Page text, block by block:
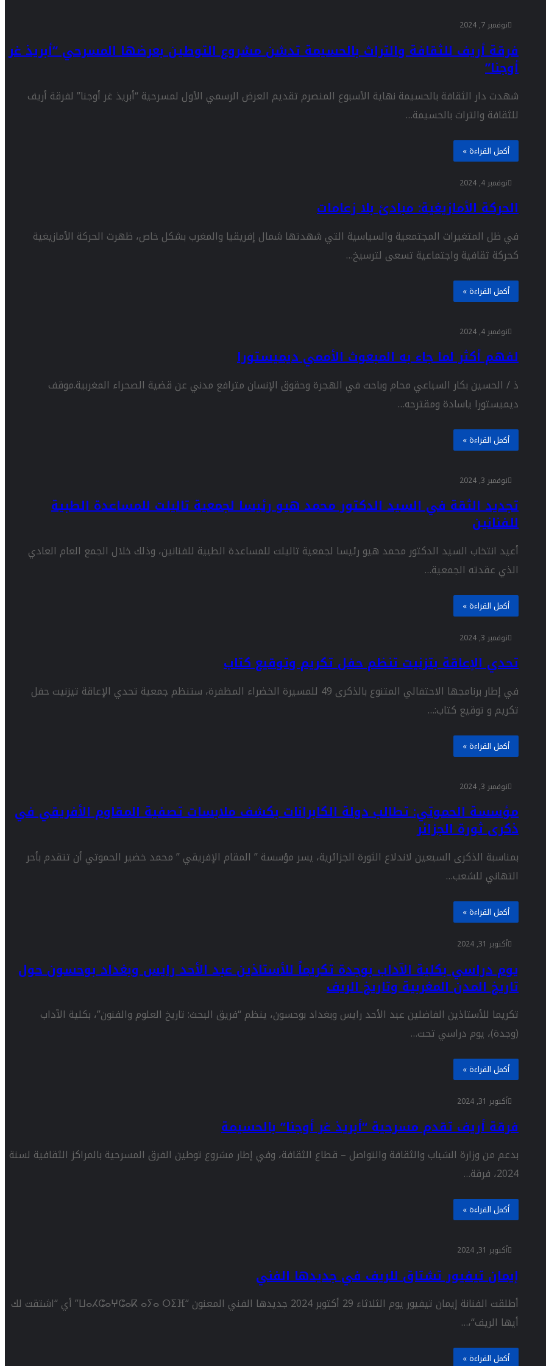
نوفمبر 7, 2024
فرقة أريف للثقافة والتراث بالحسيمة تدشن مشروع التوطين بعرضها المسرحي “أبريذ غر
أوجنا”
شهدت دار الثقافة بالحسيمة نهاية الأسبوع المنصرم تقديم العرض الرسمي الأول لمسرحية “أبريذ غر أوجنا” لفرقة أريف
للثقافة والتراث بالحسيمة…
أكمل القراءة »
نوفمبر 4, 2024
الحركة الأمازيغية: مبادئ بلا زعامات
في ظل المتغيرات المجتمعية والسياسية التي شهدتها شمال إفريقيا والمغرب بشكل خاص، ظهرت الحركة الأمازيغية
كحركة ثقافية واجتماعية تسعى لترسيخ…
أكمل القراءة »
نوفمبر 4, 2024
لفهم أكثر لما جاء به المبعوث الأممي ديميستورا
ذ / الحسين بكار السباعي محام وباحث في الهجرة وحقوق الإنسان مترافع مدني عن قضية الصحراء المغربية.موقف
ديميستورا ياسادة ومقترحه…
أكمل القراءة »
نوفمبر 3, 2024
تجديد الثقة في السيد الدكتور محمد هيو رئيسا لجمعية تاليلت للمساعدة الطبية
للفنانين
أعيد انتخاب السيد الدكتور محمد هيو رئيسا لجمعية تاليلت للمساعدة الطبية للفنانين، وذلك خلال الجمع العام العادي
الذي عقدته الجمعية…
أكمل القراءة »
نوفمبر 3, 2024
تحدي الإعاقة بتزنيت تنظم حفل تكريم وتوقيع كتاب
في إطار برنامجها الاحتفالي المتنوع بالذكرى 49 للمسيرة الخضراء المظفرة، ستنظم جمعية تحدي الإعاقة تيزنيت حفل
تكريم و توقيع كتاب:…
أكمل القراءة »
نوفمبر 3, 2024
مؤسسة الحموتي: تطالب دولة الكابرانات بكشف ملابسات تصفية المقاوم الأفريقي في
ذكرى ثورة الجزائر
بمناسبة الذكرى السبعين لاندلاع الثورة الجزائرية، يسر مؤسسة ” المقام الإفريقي ” محمد خضير الحموتي أن تتقدم بأحر
التهاني للشعب…
أكمل القراءة »
أكتوبر 31, 2024
يوم دراسي بكلية الآداب بوجدة تكريماً للأستاذين عبد الأحد رايس وبغداد بوحسون حول
تاريخ المدن المغربية وتاريخ الريف
تكريما للأستاذين الفاضلين عبد الأحد رايس وبغداد بوحسون، ينظم “فريق البحث: تاريخ العلوم والفنون”، بكلية الآداب
(وجدة)، يوم دراسي تحت…
أكمل القراءة »
أكتوبر 31, 2024
فرقة أريف تقدم مسرحية “أبريذ غر أوجنا” بالحسيمة
بدعم من وزارة الشباب والثقافة والتواصل – قطاع الثقافة، وفي إطار مشروع توطين الفرق المسرحية بالمراكز الثقافية لسنة
2024، فرقة…
أكمل القراءة »
أكتوبر 31, 2024
إيمان تيفيور تشتاق للريف في جديدها الفني
أطلقت الفنانة إيمان تيفيور يوم الثلاثاء 29 أكتوبر 2024 جديدها الفني المعنون “ⵡⴰⵃⵛⴰⵖⵛⴰⴽ ⴰⵢⴰ ⵔⵉⴼ” أي “اشتقت لك
أيها الريف“،…
أكمل القراءة »